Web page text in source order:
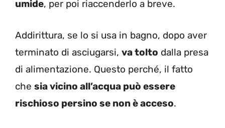
umide, per poi riaccenderlo a breve.
Addirittura, se lo si usa in bagno, dopo aver
terminato di asciugarsi, va tolto dalla presa
di alimentazione. Questo perché, il fatto
che sia vicino all’acqua può essere
rischioso persino se non è acceso.